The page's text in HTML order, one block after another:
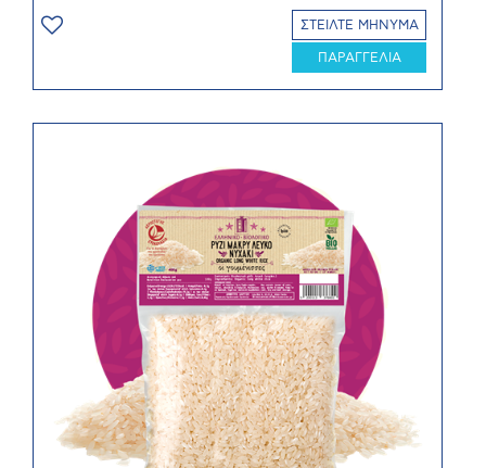
ΣΤΕΙΛΤΕ ΜΗΝΥΜΑ
ΠΑΡΑΓΓΕΛΙΑ